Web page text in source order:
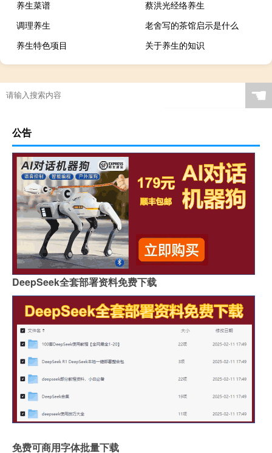
养生菜谱
蔡洪光经络养生
调理养生
老舍写的茶馆启示是什么
养生特色项目
关于养生的知识
☚
公告
DeepSeek全套部署资料免费下载
免费可商用字体批量下载